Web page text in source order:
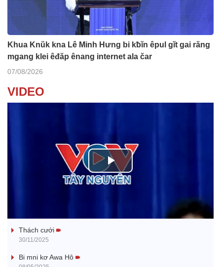
Khua Knŭk kna Lê Minh Hưng bi kƀĭn êpul gĭt gai răng
mgang klei êđăp ênang internet ala čar
07/08/2026
VIDEO
P
a
Thách cưới
30/11/2025
Bi mni kơ Awa Hô